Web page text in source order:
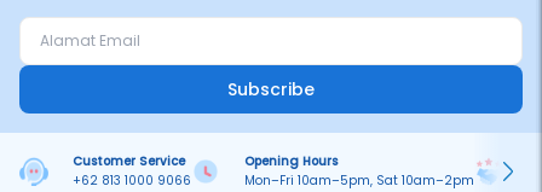
Subscribe
Customer Service
+62 813 1000 9066
Opening Hours
Mon–Fri 10am–5pm, Sat 10am–2pm